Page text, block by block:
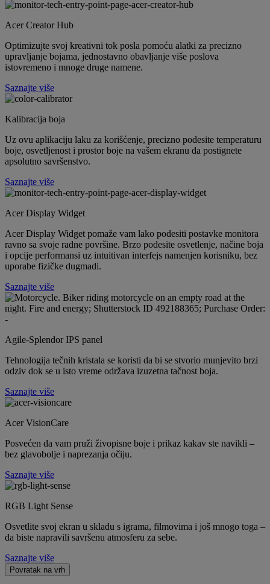
Acer Creator Hub
Optimizujte svoj kreativni tok posla pomoću alatki za precizno
upravljanje bojama, jednostavno obavljanje više poslova
istovremeno i mnoge druge namene.
Saznajte više
Kalibracija boja
Uz ovu aplikaciju laku za korišćenje, precizno podesite temperaturu
boje, osvetljenost i prostor boje na vašem ekranu da postignete
apsolutno savršenstvo.
Saznajte više
Acer Display Widget
Acer Display Widget pomaže vam lako podesiti postavke monitora
ravno sa svoje radne površine. Brzo podesite osvetlenje, načine boja
i opcije performansi uz intuitivan interfejs namenjen korisniku, bez
uporabe fizičke dugmadi.
Saznajte više
Agile-Splendor IPS panel
Tehnologija tečnih kristala se koristi da bi se stvorio munjevito brzi
odziv dok se u isto vreme održava izuzetna tačnost boja.
Saznajte više
Acer VisionCare
Posvećen da vam pruži živopisne boje i prikaz kakav ste navikli –
bez glavobolje i naprezanja očiju.
Saznajte više
RGB Light Sense
Osvetlite svoj ekran u skladu s igrama, filmovima i još mnogo toga –
da biste napravili savršenu atmosferu za sebe.
Saznajte više
Povratak na vrh